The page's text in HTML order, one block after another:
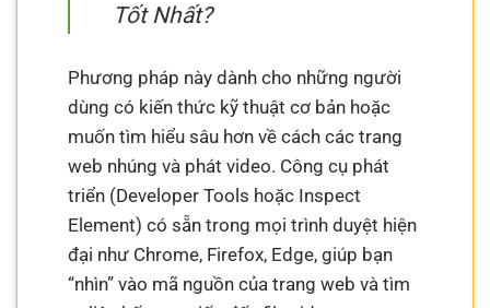
Tốt Nhất?
Phương pháp này dành cho những người
dùng có kiến thức kỹ thuật cơ bản hoặc
muốn tìm hiểu sâu hơn về cách các trang
web nhúng và phát video. Công cụ phát
triển (Developer Tools hoặc Inspect
Element) có sẵn trong mọi trình duyệt hiện
đại như Chrome, Firefox, Edge, giúp bạn
“nhìn” vào mã nguồn của trang web và tìm